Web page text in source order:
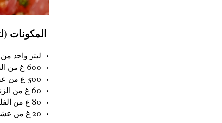
المكونات
ليتر واحد
600 غ من السكر البني
500 غ من عصير الليم
60 غ من الزنجبيل المقشر
80 غ من الفلفل الأحمر
20 غ من عشبة الليمون